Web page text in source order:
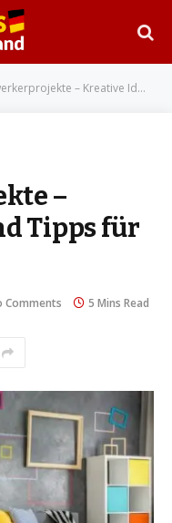
– Kreative Ideen und Tipps für Ihr Zuhause
–
Tipps für
Comments 5 Mins Read